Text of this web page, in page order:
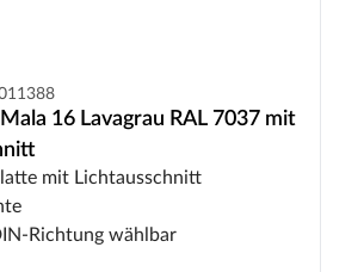
16 Lavagrau RAL 7037 mit
mit Lichtausschnitt
Richtung wählbar